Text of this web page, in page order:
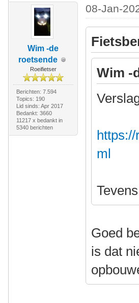
Wim -de
roetsende
Roeifietser
Berichten: 7.594
Topics: 190
Lid sinds: Apr 2017
Bedankt: 3660
11217 x bedankt in
5340 berichten
08-Jan-
Wim -
ml
Goed
is dat